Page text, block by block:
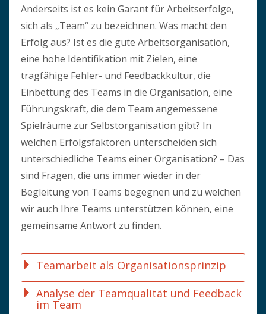
Anderseits ist es kein Garant für Arbeitserfolge,
sich als „Team“ zu bezeichnen. Was macht den
Erfolg aus? Ist es die gute Arbeitsorganisation,
eine hohe Identifikation mit Zielen, eine
tragfähige Fehler- und Feedbackkultur, die
Einbettung des Teams in die Organisation, eine
Führungskraft, die dem Team angemessene
Spielräume zur Selbstorganisation gibt? In
welchen Erfolgsfaktoren unterscheiden sich
unterschiedliche Teams einer Organisation? – Das
sind Fragen, die uns immer wieder in der
Begleitung von Teams begegnen und zu welchen
wir auch Ihre Teams unterstützen können, eine
gemeinsame Antwort zu finden.
Teamarbeit als Organisationsprinzip
Analyse der Teamqualität und Feedback
im Team